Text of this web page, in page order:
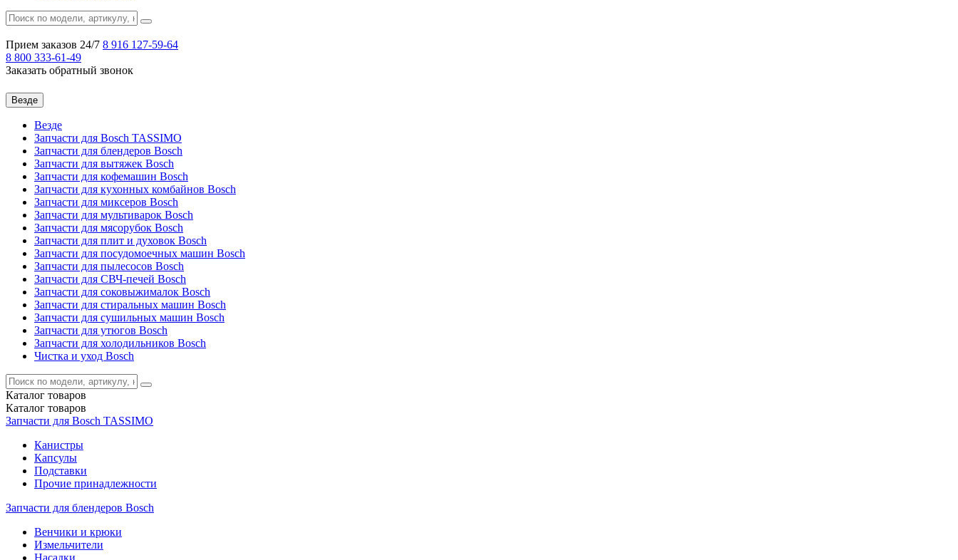
Прием заказов 24/7 8 916 127-59-64
8 800 333-61-49
Заказать обратный звонок
Везде
Везде
Запчасти для Bosch TASSIMO
Запчасти для блендеров Bosch
Запчасти для вытяжек Bosch
Запчасти для кофемашин Bosch
Запчасти для кухонных комбайнов Bosch
Запчасти для миксеров Bosch
Запчасти для мультиварок Bosch
Запчасти для мясорубок Bosch
Запчасти для плит и духовок Bosch
Запчасти для посудомоечных машин Bosch
Запчасти для пылесосов Bosch
Запчасти для СВЧ-печей Bosch
Запчасти для соковыжималок Bosch
Запчасти для стиральных машин Bosch
Запчасти для сушильных машин Bosch
Запчасти для утюгов Bosch
Запчасти для холодильников Bosch
Чистка и уход Bosch
Каталог товаров
Каталог товаров
Запчасти для Bosch TASSIMO
Канистры
Капсулы
Подставки
Прочие принадлежности
Запчасти для блендеров Bosch
Венчики и крюки
Измельчители